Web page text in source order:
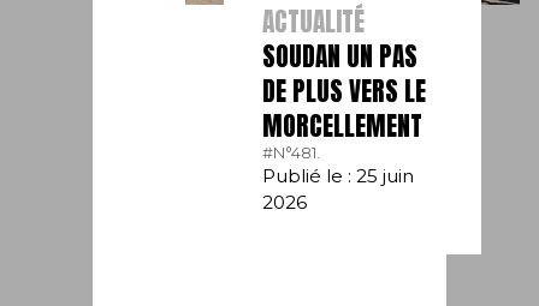
ACTUALITÉ
SOUDAN UN PAS
DE PLUS VERS LE
MORCELLEMENT
#N°481.
Publié le : 25 juin
2026